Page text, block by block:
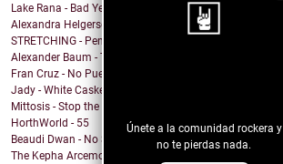
Únete a la comunidad rockera y
no te pierdas nada.
Lake Rana - Bad Year
Alexandra Helgerson - We're Never Going Out
STRETCHING - Pencil Me In
Alexander Baum - Träume
Fran Cruz - No Puedo
Jady - White Casket
Mittosis - Stop the questions
HorthWorld - 55
Beaudi Dwan - No Sense To Me
The Kepha Arcemont Experiment - Southern Boy